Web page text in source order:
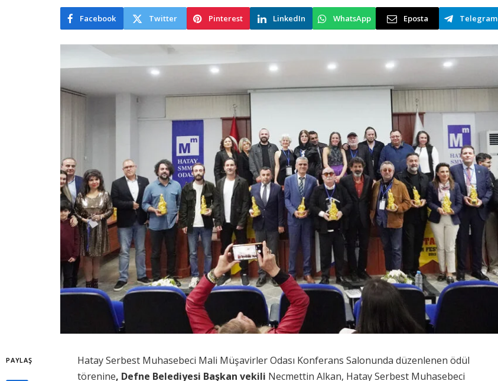
Facebook Twitter Pinterest LinkedIn WhatsApp Eposta Telegram
PAYLAŞ
Hatay Serbest Muhasebeci Mali Müşavirler Odası Konferans Salonunda düzenlenen ödül
törenine, Defne Belediyesi Başkan vekili Necmettin Alkan, Hatay Serbest Muhasebeci